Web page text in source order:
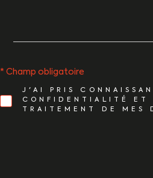
J'AI PRIS
CONFIDENTIALITÉ ET
TRAITEMENT DE MES
* Champ obligatoire